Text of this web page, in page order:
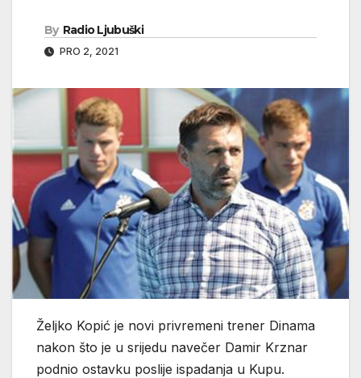
By Radio Ljubuški
PRO 2, 2021
Željko Kopić je novi privremeni trener Dinama
nakon što je u srijedu navečer Damir Krznar
podnio ostavku poslije ispadanja u Kupu.